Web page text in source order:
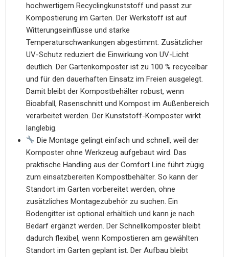
hochwertigem Recyclingkunststoff und passt zur
Kompostierung im Garten. Der Werkstoff ist auf
Witterungseinflüsse und starke
Temperaturschwankungen abgestimmt. Zusätzlicher
UV-Schutz reduziert die Einwirkung von UV-Licht
deutlich. Der Gartenkomposter ist zu 100 % recycelbar
und für den dauerhaften Einsatz im Freien ausgelegt.
Damit bleibt der Kompostbehälter robust, wenn
Bioabfall, Rasenschnitt und Kompost im Außenbereich
verarbeitet werden. Der Kunststoff-Komposter wirkt
langlebig.
Die Montage gelingt einfach und schnell, weil der
Komposter ohne Werkzeug aufgebaut wird. Das
praktische Handling aus der Comfort Line führt zügig
zum einsatzbereiten Kompostbehälter. So kann der
Standort im Garten vorbereitet werden, ohne
zusätzliches Montagezubehör zu suchen. Ein
Bodengitter ist optional erhältlich und kann je nach
Bedarf ergänzt werden. Der Schnellkomposter bleibt
dadurch flexibel, wenn Kompostieren am gewählten
Standort im Garten geplant ist. Der Aufbau bleibt